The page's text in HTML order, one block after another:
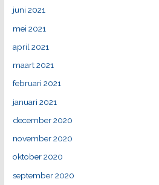
juni 2021
mei 2021
april 2021
maart 2021
februari 2021
januari 2021
december 2020
november 2020
oktober 2020
september 2020